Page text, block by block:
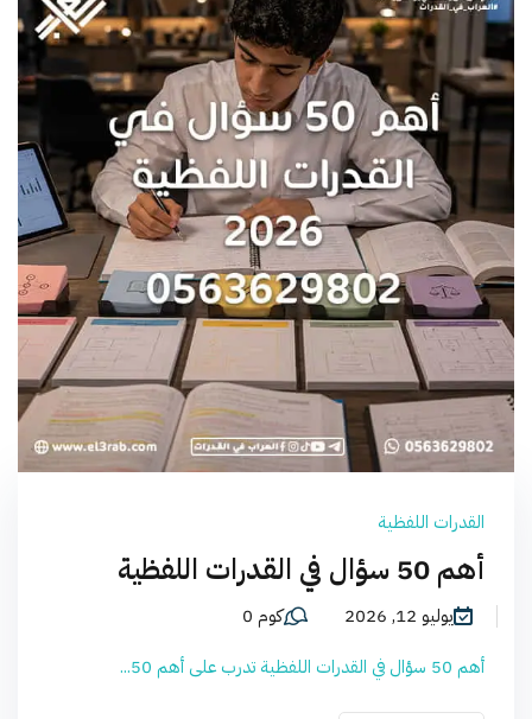
القدرات اللفظية
أهم 50 سؤال في القدرات اللفظية
يوليو 12, 2026
كوم 0
أهم 50 سؤال في القدرات اللفظية تدرب على أهم 50...